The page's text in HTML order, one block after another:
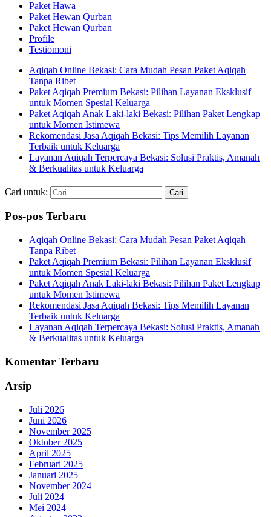
Paket Hawa
Paket Hewan Qurban
Paket Hewan Qurban
Profile
Testiomoni
Aqiqah Online Bekasi: Cara Mudah Pesan Paket Aqiqah
Tanpa Ribet
Paket Aqiqah Premium Bekasi: Pilihan Layanan Eksklusif
untuk Momen Spesial Keluarga
Paket Aqiqah Anak Laki-laki Bekasi: Pilihan Paket Lengkap
untuk Momen Istimewa
Rekomendasi Jasa Aqiqah Bekasi: Tips Memilih Layanan
Terbaik untuk Keluarga
Layanan Aqiqah Terpercaya Bekasi: Solusi Praktis, Amanah
& Berkualitas untuk Keluarga
Cari untuk:
Pos-pos Terbaru
Aqiqah Online Bekasi: Cara Mudah Pesan Paket Aqiqah
Tanpa Ribet
Paket Aqiqah Premium Bekasi: Pilihan Layanan Eksklusif
untuk Momen Spesial Keluarga
Paket Aqiqah Anak Laki-laki Bekasi: Pilihan Paket Lengkap
untuk Momen Istimewa
Rekomendasi Jasa Aqiqah Bekasi: Tips Memilih Layanan
Terbaik untuk Keluarga
Layanan Aqiqah Terpercaya Bekasi: Solusi Praktis, Amanah
& Berkualitas untuk Keluarga
Komentar Terbaru
Arsip
Juli 2026
Juni 2026
November 2025
Oktober 2025
April 2025
Februari 2025
Januari 2025
November 2024
Juli 2024
Mei 2024